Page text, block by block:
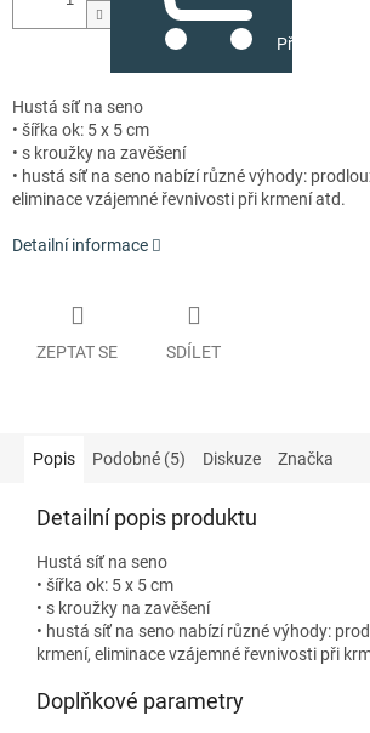
Přidat do
Hustá síť na seno
• šířka ok: 5 x 5 cm
• s kroužky na zavěšení
• hustá síť na seno nabízí různé výhody:
eliminace vzájemné řevnivosti při krmení atd.
Detailní informace
ZEPTAT SE SDÍLET
Popis Podobné (5) Diskuze Značka
Detailní popis produktu
Hustá síť na seno
• šířka ok: 5 x 5 cm
• s kroužky na zavěšení
• hustá síť na seno nabízí různé výhody:
krmení, eliminace vzájemné řevnivosti při
Doplňkové parametry